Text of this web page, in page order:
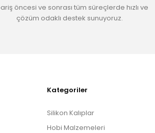
öncesi ve sonrası tüm süreçlerde hızlı ve
çözüm odaklı destek sunuyoruz.
Kategoriler
Silikon Kalıplar
Hobi Malzemeleri